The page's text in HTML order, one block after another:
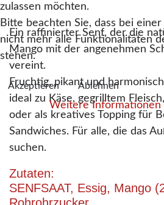
Ein raffinierter Senf, der die
Mango mit der angenehmen
vereint.
Fruchtig, pikant und
ideal zu Käse, gegrilltem
oder als kreatives Topping für
Sandwiches. Für alle, die das
suchen.
Zutaten:
SENFSAAT, Essig, Mango
zulassen möchten.
Bitte beachten Sie, dass bei
nicht mehr alle Funktionalitäten
stehen.
Akzeptieren Ablehnen
Weitere Informationen|